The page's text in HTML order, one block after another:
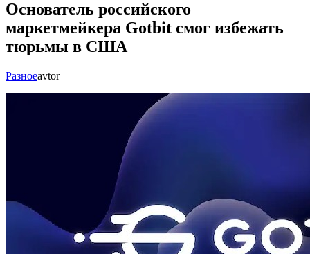
Основатель российского
маркетмейкера Gotbit смог избежать
тюрьмы в США
Разноеavtor